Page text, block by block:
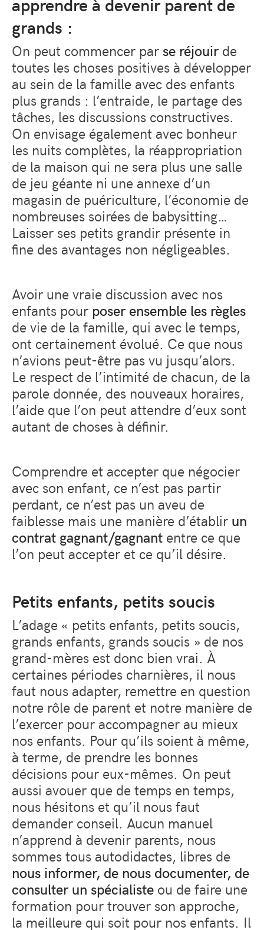
apprendre à devenir parent de
grands :
On peut commencer par se réjouirde
toutes les choses positives à développer
au sein de la famille avec des enfants
plus grands : l’entraide, le partage des
tâches, les discussions constructives.
On envisage également avec bonheur
les nuits complètes, la réappropriation
de la maison qui ne sera plus une salle
de jeu géante ni une annexe d’un
magasin de puériculture, l’économie de
nombreuses soirées de babysitting…
Laisser ses petits grandir présente in
fine des avantages non négligeables.
Avoir une vraie discussion avec nos
enfants pour poser ensemble les règles
de vie de la famille, qui avec le temps,
ont certainement évolué. Ce que nous
n’avions peut-être pas vu jusqu’alors.
Le respect de l’intimité de chacun, de la
parole donnée, des nouveaux horaires,
l’aide que l’on peut attendre d’eux sont
autant de choses à définir.
Comprendre et accepter que négocier
avec son enfant, ce n’est pas partir
perdant, ce n’est pas un aveu de
faiblesse mais une manière d’établir un
contrat gagnant/gagnant entre ce que
l’on peut accepter et ce qu’il désire.
Petits enfants, petits soucis
L’adage « petits enfants, petits soucis,
grands enfants, grands soucis » de nos
grand-mères est donc bien vrai. À
certaines périodes charnières, il nous
faut nous adapter, remettre en question
notre rôle de parent et notre manière de
l’exercer pour accompagner au mieux
nos enfants. Pour qu’ils soient à même,
à terme, de prendre les bonnes
décisions pour eux-mêmes. On peut
aussi avouer que de temps en temps,
nous hésitons et qu’il nous faut
demander conseil. Aucun manuel
n’apprend à devenir parents, nous
sommes tous autodidactes, libres de
nous informer, de nous documenter, de
consulter un spécialiste ou de faire une
formation pour trouver son approche,
la meilleure qui soit pour nos enfants. Il